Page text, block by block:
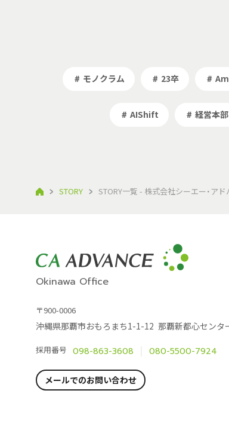
＃ モノクラム ＃ 23卒 ＃
＃ AIShift ＃ 経営本部
STORY STORY一覧 - 株式会社シーエー・ア
Okinawa Office
〒900-0006
沖縄県那覇市おもろまち1-1-12 那覇新都心センタ
採用番号 098-863-3608 080-5500-7924
メールでのお問い合わせ